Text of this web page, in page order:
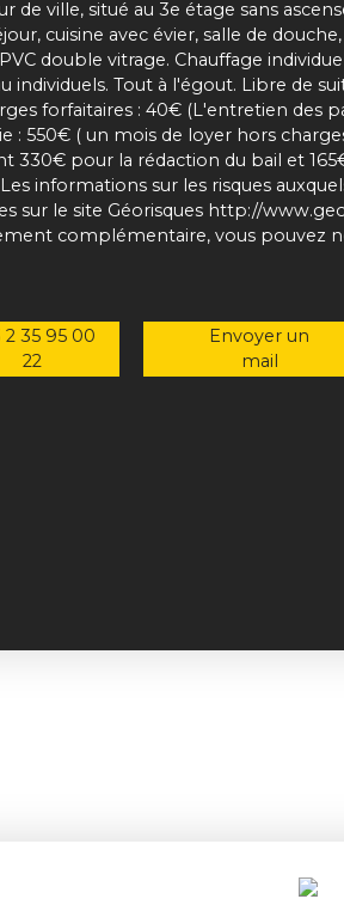
de ville, situé au 3e étage sans
cuisine avec évier, salle de
double vitrage. Chauffage
individuels. Tout à l'égout. Libre de
forfaitaires : 40€ (L'entretien des
: 550€ ( un mois de loyer hors
330€ pour la rédaction du bail et
informations sur les risques
sur le site Géorisques http://
complémentaire, vous pouvez
2 35 95 00
22
Envoyer un
mail